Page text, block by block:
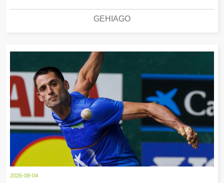
GEHIAGO
2026-08-04